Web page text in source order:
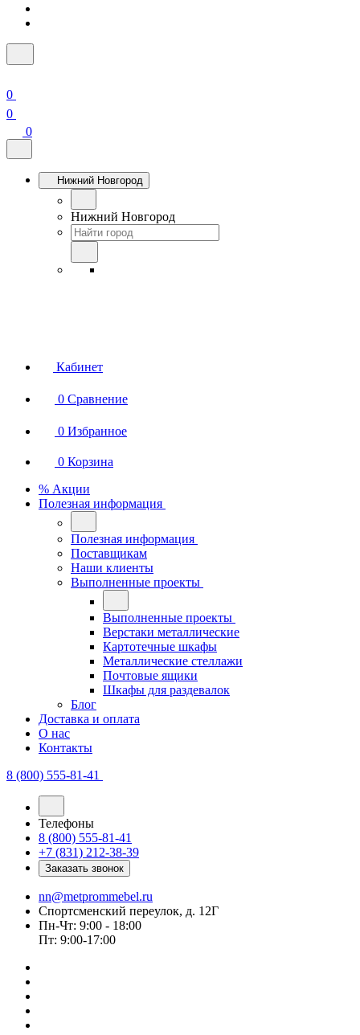
0
0
0
Нижний Новгород
Нижний Новгород
Кабинет
0 Сравнение
0 Избранное
0 Корзина
% Акции
Полезная информация
Полезная информация
Поставщикам
Наши клиенты
Выполненные проекты
Выполненные проекты
Верстаки металлические
Картотечные шкафы
Металлические стеллажи
Почтовые ящики
Шкафы для раздевалок
Блог
Доставка и оплата
О нас
Контакты
8 (800) 555-81-41
Телефоны
8 (800) 555-81-41
+7 (831) 212-38-39
Заказать звонок
nn@metprommebel.ru
Спортсменский переулок, д. 12Г
Пн-Чт: 9:00 - 18:00
Пт: 9:00-17:00